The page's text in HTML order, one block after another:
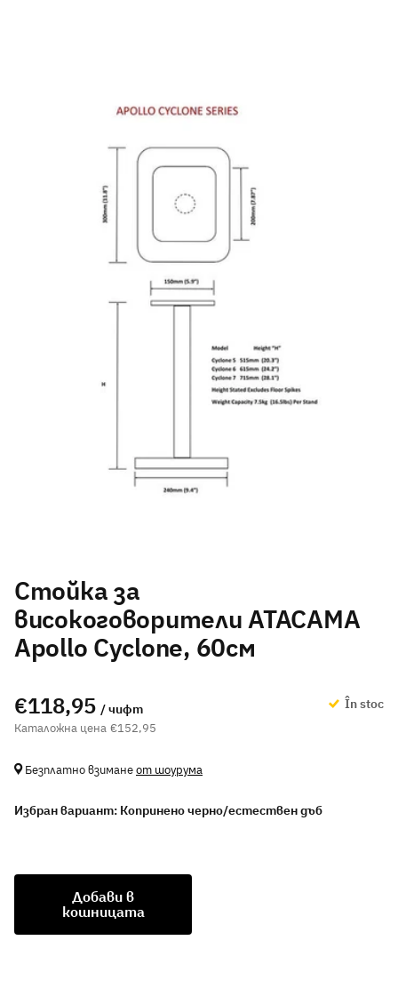
Стойка за
високоговорители ATACAMA
Apollo Cyclone, 60см
€118,95 / чифт
€152,95
În stoc
Безплатно взиманеот шоурума
Избран вариант: Копринено черно/естествен дъб
Добави в
кошницата